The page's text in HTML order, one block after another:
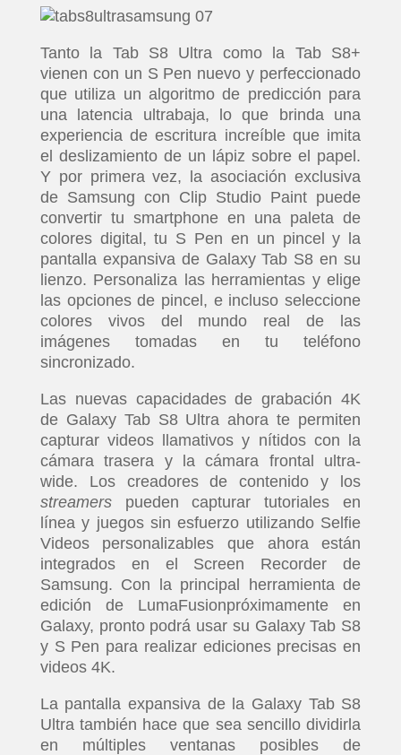
Tanto la Tab S8 Ultra como la Tab S8+
vienen con un S Pen nuevo y perfeccionado
que utiliza un algoritmo de predicción para
una latencia ultrabaja, lo que brinda una
experiencia de escritura increíble que imita
el deslizamiento de un lápiz sobre el papel.
Y por primera vez, la asociación exclusiva
de Samsung con Clip Studio Paint puede
convertir tu smartphone en una paleta de
colores digital, tu S Pen en un pincel y la
pantalla expansiva de Galaxy Tab S8 en su
lienzo. Personaliza las herramientas y elige
las opciones de pincel, e incluso seleccione
colores vivos del mundo real de las
imágenes tomadas en tu teléfono
sincronizado.
Las nuevas capacidades de grabación 4K
de Galaxy Tab S8 Ultra ahora te permiten
capturar videos llamativos y nítidos con la
cámara trasera y la cámara frontal ultra-
wide. Los creadores de contenido y los
streamerspueden capturar tutoriales en
línea y juegos sin esfuerzo utilizando Selfie
Videos personalizables que ahora están
integrados en el Screen Recorder de
Samsung. Con la principal herramienta de
edición de LumaFusionpróximamente en
Galaxy, pronto podrá usar su Galaxy Tab S8
y S Pen para realizar ediciones precisas en
videos 4K.
La pantalla expansiva de la Galaxy Tab S8
Ultra también hace que sea sencillo dividirla
en múltiples ventanas posibles de